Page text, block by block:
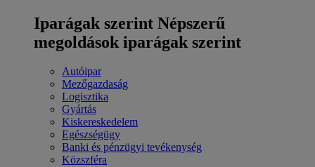
Iparágak szerint Népszerű
megoldások iparágak szerint
Autóipar
Mezőgazdaság
Logisztika
Gyártás
Kiskereskedelem
Egészségügy
Banki és pénzügyi tevékenység
Közszféra